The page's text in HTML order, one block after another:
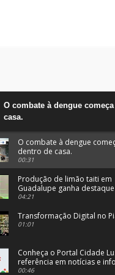
O combate à dengue
casa.
O combate à dengue
dentro de casa.
00:31
Produção de limão taiti em
Guadalupe ganha
programa Clube Rural.
04:21
Transformação Digital no
01:01
Conheça o Portal Cidade
referência em notícias e
no Sul do Piauí.
00:46